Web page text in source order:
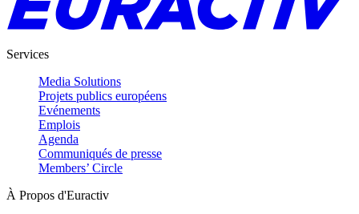
Services
Media Solutions
Projets publics européens
Evénements
Emplois
Agenda
Communiqués de presse
Members’ Circle
À Propos d'Euractiv